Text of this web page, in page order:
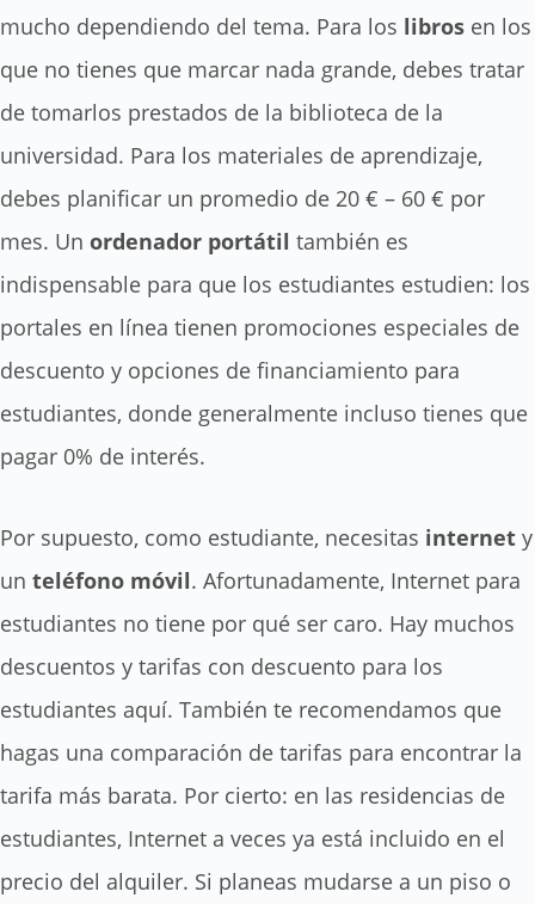
mucho dependiendo del tema. Para los libros en los
que no tienes que marcar nada grande, debes tratar
de tomarlos prestados de la biblioteca de la
universidad. Para los materiales de aprendizaje,
debes planificar un promedio de 20 € – 60 € por
mes. Un ordenador portátil también es
indispensable para que los estudiantes estudien: los
portales en línea tienen promociones especiales de
descuento y opciones de financiamiento para
estudiantes, donde generalmente incluso tienes que
pagar 0% de interés.
Por supuesto, como estudiante, necesitas internet y
un teléfono móvil. Afortunadamente, Internet para
estudiantes no tiene por qué ser caro. Hay muchos
descuentos y tarifas con descuento para los
estudiantes aquí. También te recomendamos que
hagas una comparación de tarifas para encontrar la
tarifa más barata. Por cierto: en las residencias de
estudiantes, Internet a veces ya está incluido en el
precio del alquiler. Si planeas mudarse a un piso o